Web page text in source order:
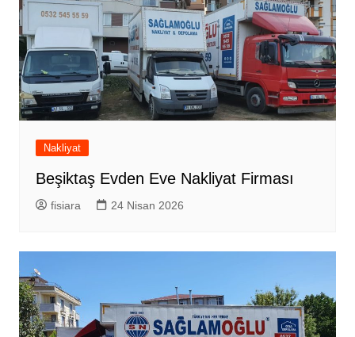
Nakliyat
Beşiktaş Evden Eve Nakliyat Firması
fisiara 24 Nisan 2026